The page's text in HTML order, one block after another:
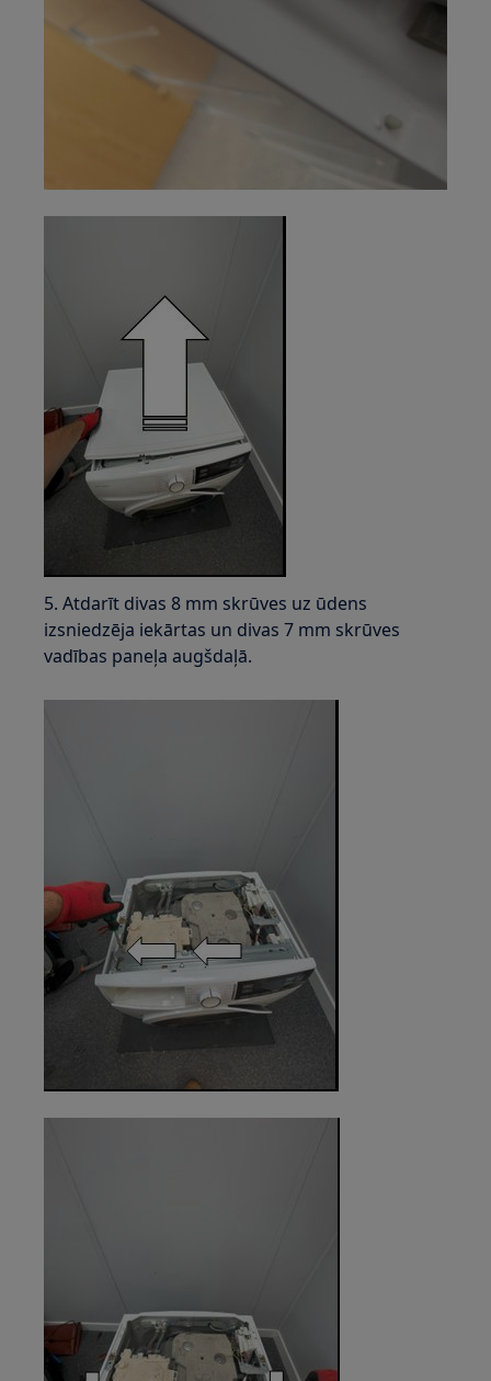
5. Atdarīt divas 8 mm skrūves uz ūdens
izsniedzēja iekārtas un divas 7 mm skrūves
vadības paneļa augšdaļā.